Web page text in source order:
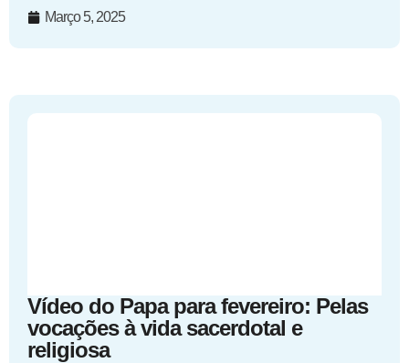
Março 5, 2025
Vídeo do Papa para fevereiro: Pelas
vocações à vida sacerdotal e
religiosa